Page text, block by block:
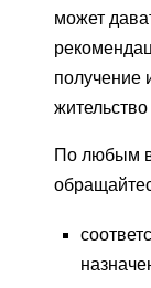
может
получение
По любым